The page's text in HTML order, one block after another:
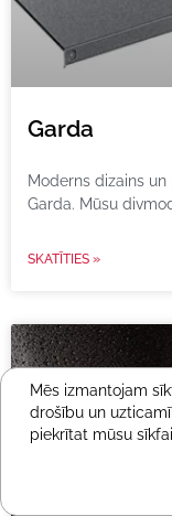
Garda
Moderns dizains
Garda. Mūsu
SKATĪTIES »
Mēs izmantojam
drošību un
piekrītat mūsu